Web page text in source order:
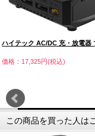
ハイテック AC/DC 充・放電器
価格：17,325円(税込)
この商品を買った人は